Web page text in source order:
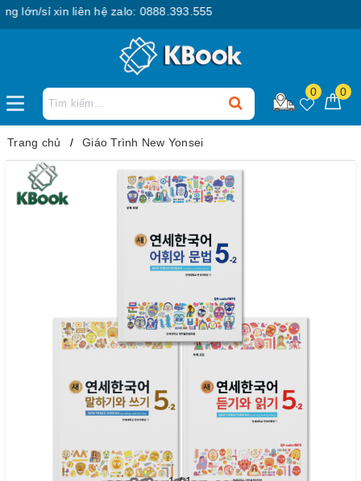
sỉ xin liên hệ zalo: 0888.393.555
0 0
Trang chủ Giáo Trình New Yonsei